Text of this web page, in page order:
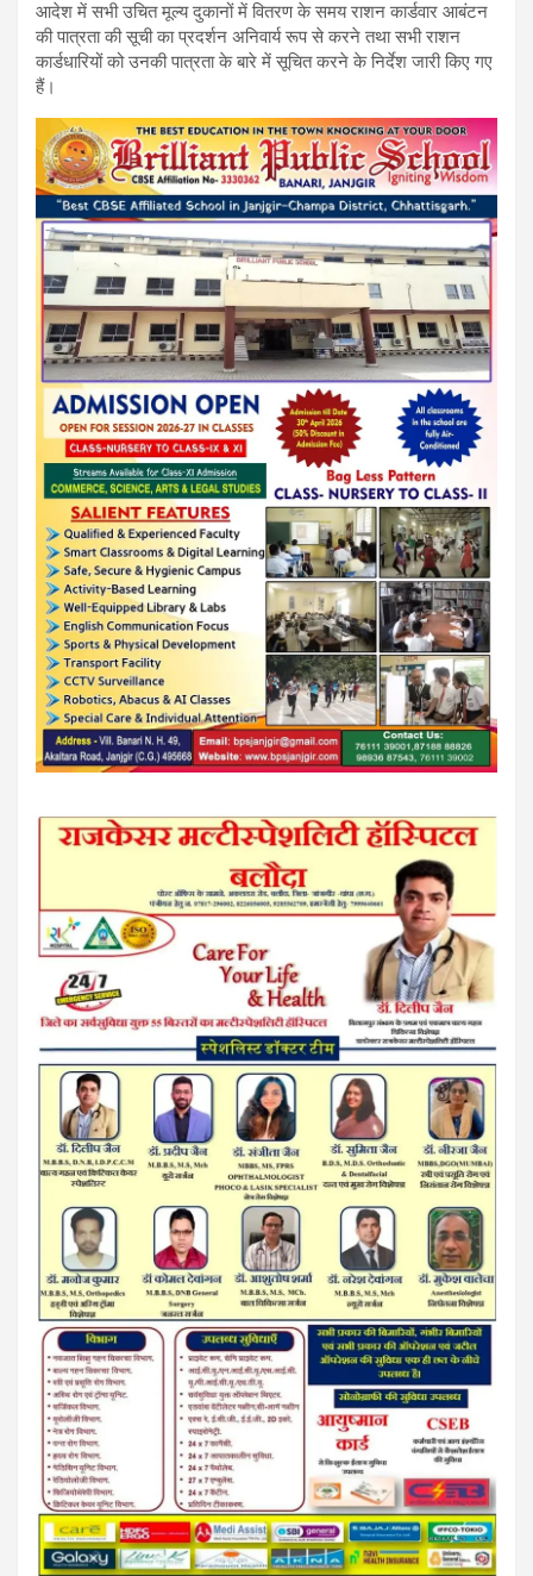
आदेश में सभी उचित मूल्य दुकानों में वितरण के समय राशन कार्डवार आबंटन
की पात्रता की सूची का प्रदर्शन अनिवार्य रूप से करने तथा सभी राशन
कार्डधारियों को उनकी पात्रता के बारे में सूचित करने के निर्देश जारी किए गए
हैं।